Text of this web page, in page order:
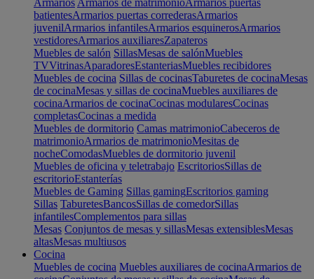
Armarios Armarios de matrimonioArmarios puertas
batientesArmarios puertas correderasArmarios
juvenilArmarios infantilesArmarios esquinerosArmarios
vestidoresArmarios auxiliaresZapateros
Muebles de salón SillasMesas de salónMuebles
TVVitrinasAparadoresEstanteriasMuebles recibidores
Muebles de cocina Sillas de cocinasTaburetes de cocinaMesas
de cocinaMesas y sillas de cocinaMuebles auxiliares de
cocinaArmarios de cocinaCocinas modularesCocinas
completasCocinas a medida
Muebles de dormitorio Camas matrimonioCabeceros de
matrimonioArmarios de matrimonioMesitas de
nocheComodasMuebles de dormitorio juvenil
Muebles de oficina y teletrabajo EscritoriosSillas de
escritorioEstanterías
Muebles de Gaming Sillas gamingEscritorios gaming
Sillas TaburetesBancosSillas de comedorSillas
infantilesComplementos para sillas
Mesas Conjuntos de mesas y sillasMesas extensiblesMesas
altasMesas multiusos
Cocina
Muebles de cocina Muebles auxiliares de cocinaArmarios de